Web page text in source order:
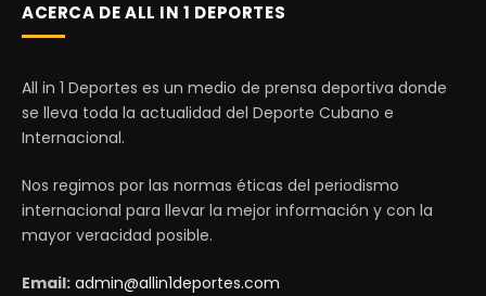
ACERCA DE ALL IN 1 DEPORTES
All in 1 Deportes es un medio de prensa deportiva donde
se lleva toda la actualidad del Deporte Cubano e
Internacional.
Nos regimos por las normas éticas del periodismo
internacional para llevar la mejor información y con la
mayor veracidad posible.
Email: admin@allin1deportes.com